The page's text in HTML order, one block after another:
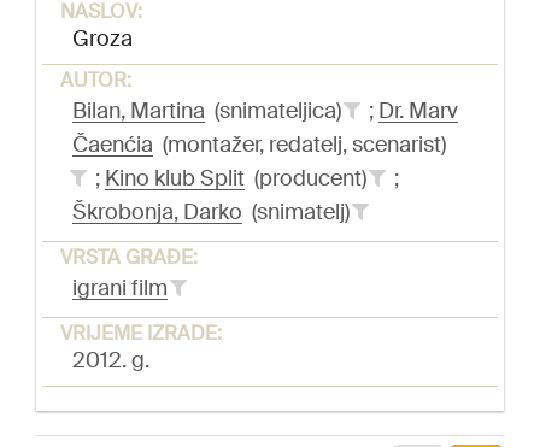
NASLOV:
Groza
AUTOR:
Bilan, Martina (snimateljica) ; Dr. Marv
Čaenćia (montažer, redatelj, scenarist)
; Kino klub Split (producent)
;
Škrobonja, Darko (snimatelj)
VRSTA GRAĐE:
igrani film
VRIJEME IZRADE:
2012. g.